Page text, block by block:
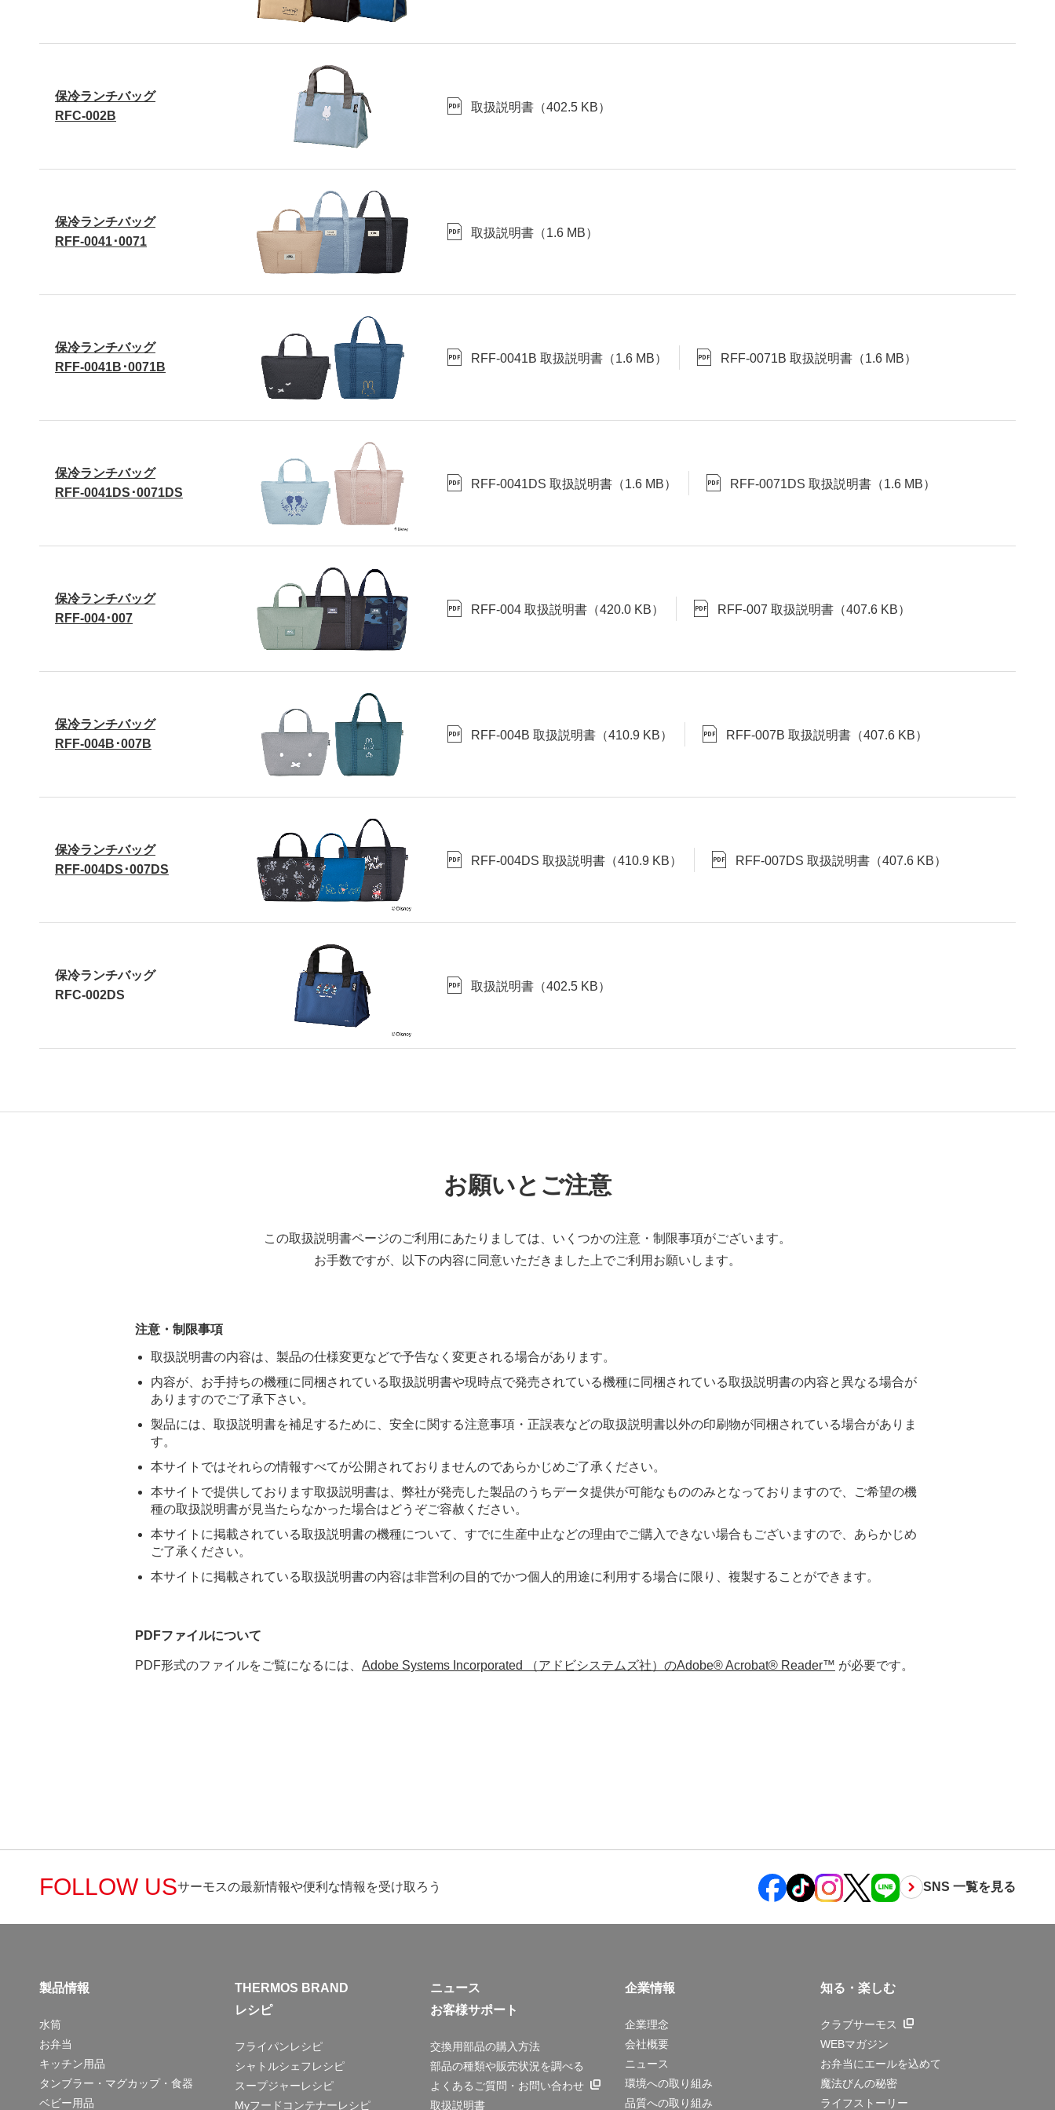
保冷ランチバッグ
RFC-002B
取扱説明書 （402.5 KB）
保冷ランチバッグ
RFF-0041･0071
取扱説明書 （1.6 MB）
保冷ランチバッグ
RFF-0041B･0071B
RFF-0041B 取扱説明書 （1.6 MB） RFF-0071B 取扱説明書 （1.6 MB）
保冷ランチバッグ
RFF-0041DS･0071DS
RFF-0041DS 取扱説明書 （1.6 MB） RFF-0071DS 取扱説明書 （1.6 MB）
保冷ランチバッグ
RFF-004･007
RFF-004 取扱説明書 （420.0 KB） RFF-007 取扱説明書 （407.6 KB）
保冷ランチバッグ
RFF-004B･007B
RFF-004B 取扱説明書 （410.9 KB） RFF-007B 取扱説明書 （407.6 KB）
保冷ランチバッグ
RFF-004DS･007DS
RFF-004DS 取扱説明書 （410.9 KB） RFF-007DS 取扱説明書 （407.6 KB）
保冷ランチバッグ
RFC-002DS
取扱説明書 （402.5 KB）
お願いとご注意
この取扱説明書ページのご利用にあたりましては、いくつかの注意・制限事項がございます。
お手数ですが、以下の内容に同意いただきました上でご利用お願いします。
注意・制限事項
取扱説明書の内容は、製品の仕様変更などで予告なく変更される場合があります。
内容が、お手持ちの機種に同梱されている取扱説明書や現時点で発売されている機種に同梱されている取扱説明書の内容と異なる場合が
ありますのでご了承下さい。
製品には、取扱説明書を補足するために、安全に関する注意事項・正誤表などの取扱説明書以外の印刷物が同梱されている場合がありま
す。
本サイトではそれらの情報すべてが公開されておりませんのであらかじめご了承ください。
本サイトで提供しております取扱説明書は、弊社が発売した製品のうちデータ提供が可能なもののみとなっておりますので、ご希望の機
種の取扱説明書が見当たらなかった場合はどうぞご容赦ください。
本サイトに掲載されている取扱説明書の機種について、すでに生産中止などの理由でご購入できない場合もございますので、あらかじめ
ご了承ください。
本サイトに掲載されている取扱説明書の内容は非営利の目的でかつ個人的用途に利用する場合に限り、複製することができます。
PDFファイルについて
PDF形式のファイルをご覧になるには、 Adobe Systems Incorporated （アドビシステムズ社）のAdobe® Acrobat® Reader™ が必要です。
FOLLOW USサーモスの最新情報や便利な情報を受け取ろう SNS 一覧を見る
製品情報
水筒
お弁当
キッチン用品
タンブラー・マグカップ・食器
ベビー用品
THERMOS BRAND
レシピ
フライパンレシピ
シャトルシェフレシピ
スープジャーレシピ
Myフードコンテナーレシピ
ニュース
お客様サポート
交換用部品の購入方法
部品の種類や販売状況を調べる
よくあるご質問・お問い合わせ
取扱説明書
企業情報
企業理念
会社概要
ニュース
環境への取り組み
品質への取り組み
知る・楽しむ
クラブサーモス
WEBマガジン
お弁当にエールを込めて
魔法びんの秘密
ライフストーリー